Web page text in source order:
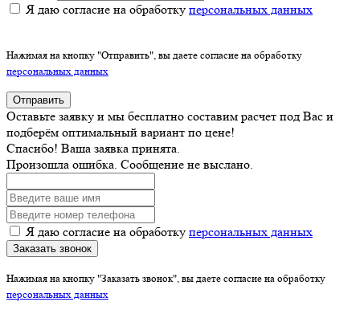
Я даю согласие на обработку персональных данных
Нажимая на кнопку "Отправить", вы даете согласие на обработку
персональных данных
Отправить
Оставьте заявку и мы бесплатно составим расчет под Вас и
подберём оптимальный вариант по цене!
Спасибо! Ваша заявка принята.
Произошла ошибка. Сообщение не выслано.
Я даю согласие на обработку персональных данных
Заказать звонок
Нажимая на кнопку "Заказать звонок", вы даете согласие на обработку
персональных данных